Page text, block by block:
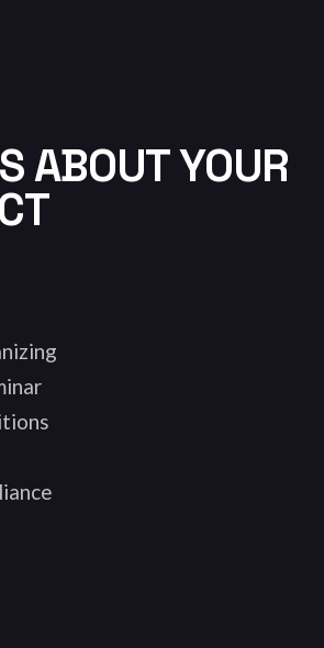
ABOUT YOUR